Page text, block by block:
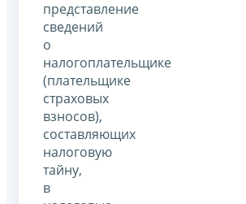
представление
сведений
о
налогоплательщике
(плательщике
страховых
взносов),
составляющих
налоговую
тайну,
в